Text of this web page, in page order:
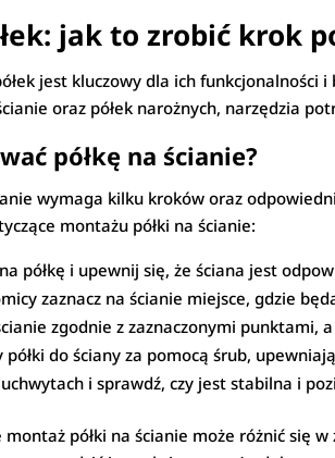
jak to zrobić krok
jest kluczowy dla ich funkcjonalności
oraz półek narożnych, narzędzia
półkę na ścianie?
wymaga kilku kroków oraz
montażu półki na ścianie:
półkę i upewnij się, że ściana jest
zaznacz na ścianie miejsce, gdzie
zgodnie z zaznaczonymi punktami,
półki do ściany za pomocą śrub,
i sprawdź, czy jest stabilna i
półki na ścianie może różnić się